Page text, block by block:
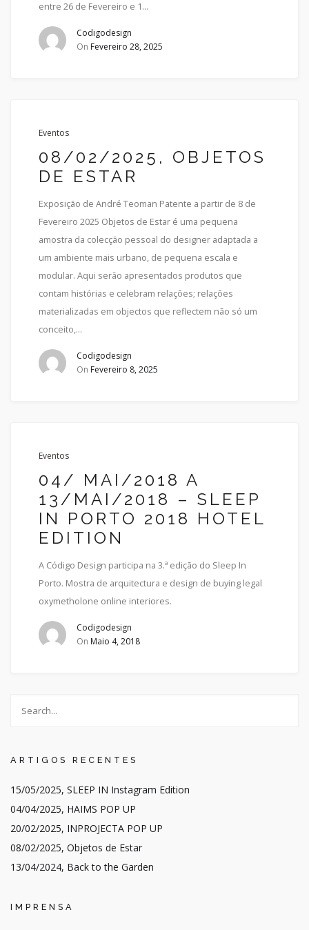
entre 26 de Fevereiro e 1...
Codigodesign
On Fevereiro 28, 2025
Eventos
08/02/2025, OBJETOS
DE ESTAR
Exposição de André Teoman Patente a partir de 8 de
Fevereiro 2025 Objetos de Estar é uma pequena
amostra da colecção pessoal do designer adaptada a
um ambiente mais urbano, de pequena escala e
modular. Aqui serão apresentados produtos que
contam histórias e celebram relações; relações
materializadas em objectos que reflectem não só um
conceito,...
Codigodesign
On Fevereiro 8, 2025
Eventos
04/ MAI/2018 A
13/MAI/2018 – SLEEP
IN PORTO 2018 HOTEL
EDITION
A Código Design participa na 3.ª edição do Sleep In
Porto. Mostra de arquitectura e design de buying legal
oxymetholone online interiores.
Codigodesign
On Maio 4, 2018
ARTIGOS RECENTES
15/05/2025, SLEEP IN Instagram Edition
04/04/2025, HAIMS POP UP
20/02/2025, INPROJECTA POP UP
08/02/2025, Objetos de Estar
13/04/2024, Back to the Garden
IMPRENSA